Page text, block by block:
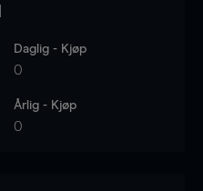
Daglig - Kjøp
0
Årlig - Kjøp
0